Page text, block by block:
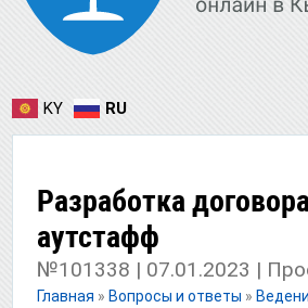
KY RU
Разработка
аутстафф
№101338 | 07.01.2023 |
Главная » Вопросы и ответы »